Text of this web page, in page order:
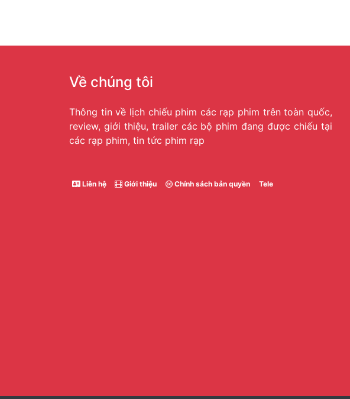
Về chúng tôi
Thông tin về lịch chiếu phim các rạp phim trên toàn quốc,
review, giới thiệu, trailer các bộ phim đang được chiếu tại
các rạp phim, tin tức phim rạp
Liên hệ Giới thiệu Chính sách bản quyền Tele